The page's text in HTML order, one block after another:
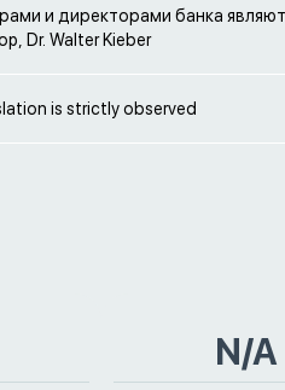
и директорами банка
Dr. Walter Kieber
is strictly observed
N/A